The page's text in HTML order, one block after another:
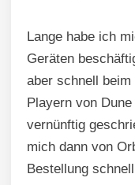
Lange habe ich
Geräten
aber schnell
Playern von
vernünftig
mich dann von
Bestellung